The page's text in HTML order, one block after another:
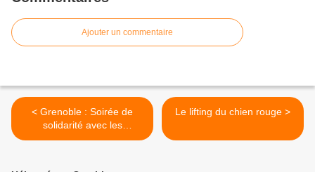
Ajouter un commentaire
< Grenoble : Soirée de
solidarité avec les
anarchistes emprisonnés
Le lifting du chien rouge >